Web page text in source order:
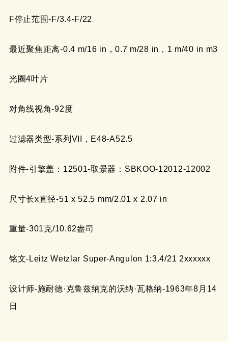
F停止范围-F/3.4-F/22
最近聚焦距离-0.4 m/16 in，0.7 m/28 in，1 m/40 in m3
光圈4叶片
对角线视角-92度
过滤器类型-系列VII，E48-A52.5
附件-引擎盖：12501-取景器：SBKOO-12012-12002
尺寸长x直径-51 x 52.5 mm/2.01 x 2.07 in
重量-301克/10.62盎司
铭文-Leitz Wetzlar Super-Angulon 1:3.4/21 2xxxxxx
设计师-施耐德·克鲁兹纳克的沃纳·瓦格纳-1963年8月14
日